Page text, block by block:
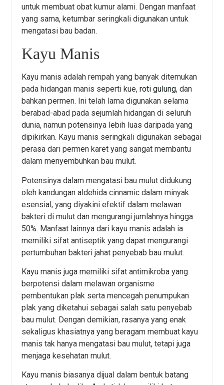
untuk membuat obat kumur alami. Dengan manfaat
yang sama, ketumbar seringkali digunakan untuk
mengatasi bau badan.
Kayu Manis
Kayu manis adalah rempah yang banyak ditemukan
pada hidangan manis seperti kue,roti gulung, dan
bahkan permen. Ini telah lama digunakan selama
berabad-abad pada sejumlah hidangan di seluruh
dunia, namun potensinya lebih luas daripada yang
dipikirkan. Kayu manis seringkali digunakan sebagai
perasa dari permen karet yang sangat membantu
dalam menyembuhkan bau mulut.
Potensinya dalam mengatasi bau mulut didukung
oleh kandungan aldehida cinnamic dalam minyak
esensial, yang diyakini efektif dalam melawan
bakteri di mulut dan mengurangi jumlahnya hingga
50%. Manfaat lainnya dari kayu manis adalah ia
memiliki sifat antiseptik yang dapat mengurangi
pertumbuhan bakteri jahat penyebab bau mulut.
Kayu manis juga memiliki sifat antimikroba yang
berpotensi dalam melawan organisme
pembentukan plak serta mencegah penumpukan
plak yang diketahui sebagai salah satu penyebab
bau mulut. Dengan demikian, rasanya yang enak
sekaligus khasiatnya yang beragam membuat kayu
manis tak hanya mengatasi bau mulut, tetapi juga
menjaga kesehatan mulut.
Kayu manis biasanya dijual dalam bentuk batang